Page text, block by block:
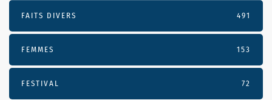
FAITS DIVERS 491
FEMMES 153
FESTIVAL 72